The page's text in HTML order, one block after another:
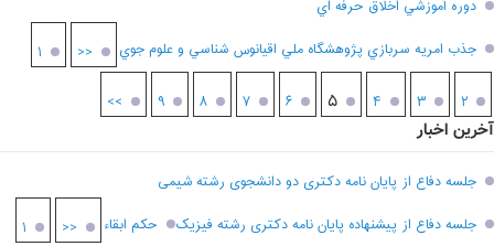
دوره آموزشي اخلاق حرفه اي
جذب امريه سربازي پژوهشگاه ملي اقيانوس شناسي و علوم جوي
<< ۱
۲ ۳ ۴ ۵ ۶ ۷ ۸ ۹ >>
آخرین اخبار
جلسه دفاع از پایان نامه دکتری دو دانشجوی رشته شیمی
جلسه دفاع از پیشنهاده پایان نامه دکتری رشته فیزیک
حکم ابقاء << ۱